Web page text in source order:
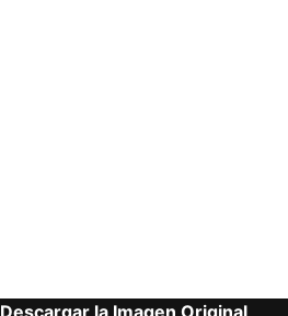
Descargar la Imagen Original